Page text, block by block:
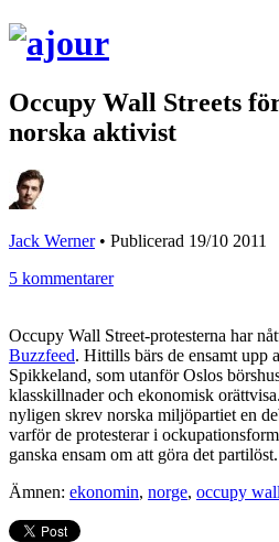
Occupy Wall Streets
norska aktivist
Jack Werner• Publicerad 19/10 2011
5 kommentarer
Occupy Wall Street-protesterna har
Buzzfeed. Hittills bärs de ensamt upp
Spikkeland, som utanför Oslos
klasskillnader och ekonomisk
nyligen skrev norska miljöpartiet en
varför de protesterar i
ganska ensam om att göra det partilöst.
Ämnen: ekonomin, norge, occupy